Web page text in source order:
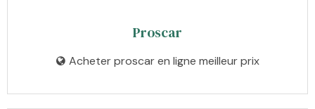
Proscar
Acheter proscar en ligne meilleur prix